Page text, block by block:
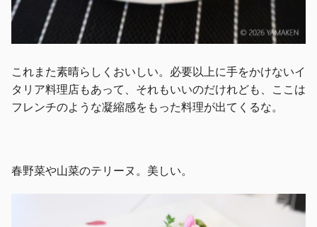
これまた素晴らしくおいしい。必要以上に手をかけないイ
タリア料理店もあって、それもいいのだけれども、ここは
フレンチのような凝縮感をもった料理が出てくるな。
春野菜や山菜のテリーヌ。美しい。